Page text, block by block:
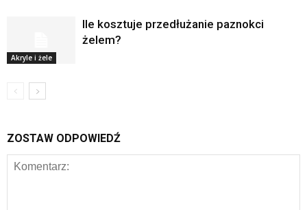
Akryle i żele
Ile kosztuje przedłużanie paznokci
żelem?
ZOSTAW ODPOWIEDŹ